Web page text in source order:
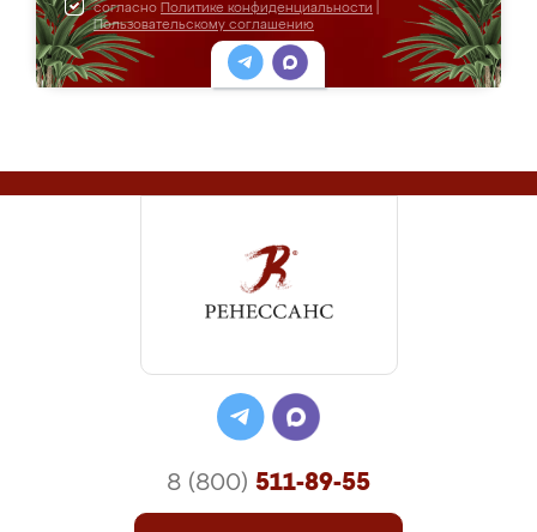
согласно Политике конфиденциальности
Пользовательскому соглашению
8 (800) 511-89-55